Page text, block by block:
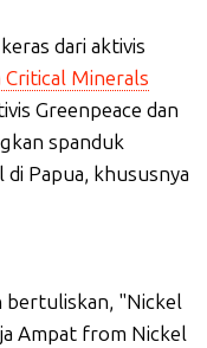
dari aktivis
Critical Minerals
Greenpeace dan
spanduk
Papua, khususnya
bertuliskan, "Nickel
Ampat from Nickel